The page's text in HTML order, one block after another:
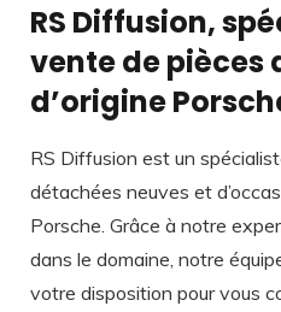
RS Diffusion,
vente de pièces
d’origine
RS Diffusion est un
détachées neuves et
Porsche. Grâce à notre
dans le domaine, notre
votre disposition pour vous